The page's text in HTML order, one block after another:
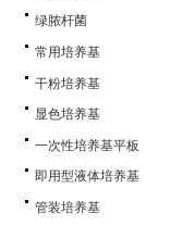
绿脓杆菌
常用培养基
干粉培养基
显色培养基
一次性培养基平板
即用型液体培养基
管装培养基